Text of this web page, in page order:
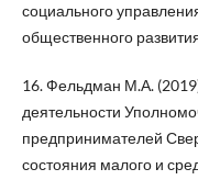
социального
общественного
16. Фельдман М.А.
деятельности
предпринимателей
состояния малого и